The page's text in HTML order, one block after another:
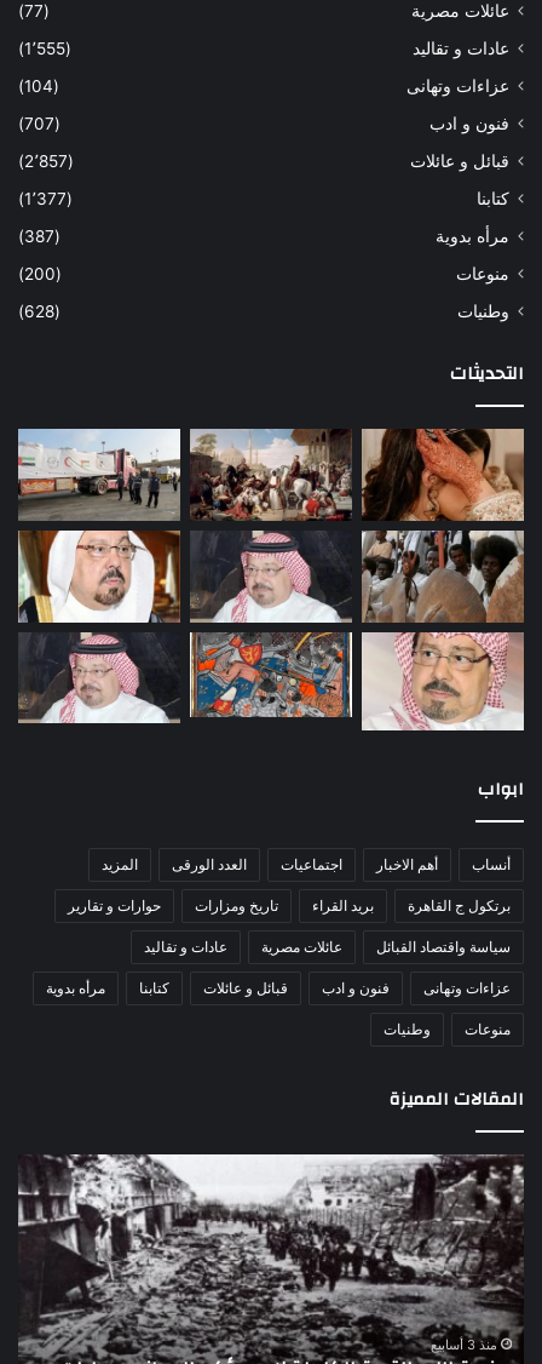
عائلات مصرية
(77)
عادات و تقاليد
(1٬555)
عزاءات وتهانى
(104)
فنون و ادب
(707)
قبائل و عائلات
(2٬857)
كتابنا
(1٬377)
مرأه بدوية
(387)
منوعات
(200)
وطنيات
(628)
التحديثات
ابواب
أنساب أهم الاخبار اجتماعيات العدد الورقى المزيد
برتكول ج القاهرة بريد القراء تاريخ ومزارات حوارات و تقارير
سياسة واقتصاد القبائل عائلات مصرية عادات و تقاليد
عزاءات وتهانى فنون و ادب قبائل و عائلات كتابنا مرأه بدوية
منوعات وطنيات
المقالات المميزة
اللواء
دكتور
راضي
عبدالمعطي
يكتب:
30
يونيو
منذ 3 أسابيع